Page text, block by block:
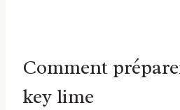
Comment
key lime